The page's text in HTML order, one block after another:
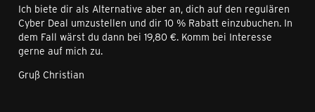
Ich biete dir als Alternative aber an, dich auf den regulären
Cyber Deal umzustellen und dir 10 % Rabatt einzubuchen. In
dem Fall wärst du dann bei 19,80 €. Komm bei Interesse
gerne auf mich zu.
Gruß Christian